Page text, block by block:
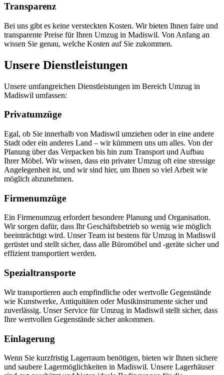
Transparenz
Bei uns gibt es keine versteckten Kosten. Wir bieten Ihnen faire und
transparente Preise für Ihren Umzug in Madiswil. Von Anfang an
wissen Sie genau, welche Kosten auf Sie zukommen.
Unsere Dienstleistungen
Unsere umfangreichen Dienstleistungen im Bereich Umzug in
Madiswil umfassen:
Privatumzüge
Egal, ob Sie innerhalb von Madiswil umziehen oder in eine andere
Stadt oder ein anderes Land – wir kümmern uns um alles. Von der
Planung über das Verpacken bis hin zum Transport und Aufbau
Ihrer Möbel. Wir wissen, dass ein privater Umzug oft eine stressige
Angelegenheit ist, und wir sind hier, um Ihnen so viel Arbeit wie
möglich abzunehmen.
Firmenumzüge
Ein Firmenumzug erfordert besondere Planung und Organisation.
Wir sorgen dafür, dass Ihr Geschäftsbetrieb so wenig wie möglich
beeinträchtigt wird. Unser Team ist bestens für Umzug in Madiswil
gerüstet und stellt sicher, dass alle Büromöbel und -geräte sicher und
effizient transportiert werden.
Spezialtransporte
Wir transportieren auch empfindliche oder wertvolle Gegenstände
wie Kunstwerke, Antiquitäten oder Musikinstrumente sicher und
zuverlässig. Unser Service für Umzug in Madiswil stellt sicher, dass
Ihre wertvollen Gegenstände sicher ankommen.
Einlagerung
Wenn Sie kurzfristig Lagerraum benötigen, bieten wir Ihnen sichere
und saubere Lagermöglichkeiten in Madiswil. Unsere Lagerhäuser